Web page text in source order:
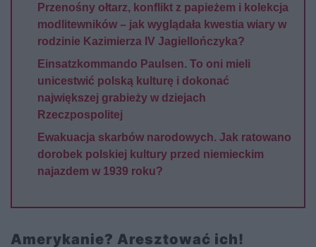
Przenośny ołtarz, konflikt z papieżem i kolekcja
modlitewników – jak wyglądała kwestia wiary w
rodzinie Kazimierza IV Jagiellończyka?
Einsatzkommando Paulsen. To oni mieli
unicestwić polską kulturę i dokonać
największej grabieży w dziejach
Rzeczpospolitej
Ewakuacja skarbów narodowych. Jak ratowano
dorobek polskiej kultury przed niemieckim
najazdem w 1939 roku?
Amerykanie? Aresztować ich!